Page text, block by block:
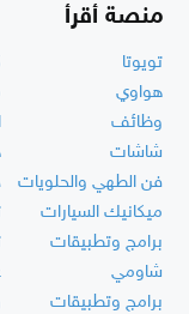
منصة أقرأ
تويوتا
هواوي
وظائف
شاشات
فن الطهي والحلويات
ميكانيك السيارات
برامج وتطبيقات
شاومي
برامج وتطبيقات